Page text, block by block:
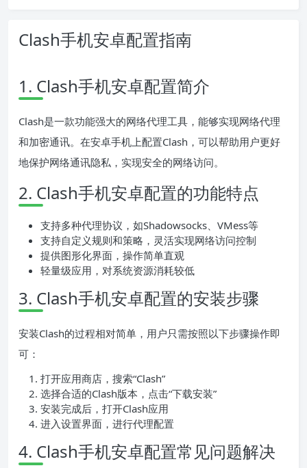
Clash手机安卓配置指南
1. Clash手机安卓配置简介
Clash是一款功能强大的网络代理工具，能够实现网络代理
和加密通讯。在安卓手机上配置Clash，可以帮助用户更好
地保护网络通讯隐私，实现安全的网络访问。
2. Clash手机安卓配置的功能特点
支持多种代理协议，如Shadowsocks、VMess等
支持自定义规则和策略，灵活实现网络访问控制
提供图形化界面，操作简单直观
轻量级应用，对系统资源消耗较低
3. Clash手机安卓配置的安装步骤
安装Clash的过程相对简单，用户只需按照以下步骤操作即
可：
打开应用商店，搜索“Clash”
选择合适的Clash版本，点击“下载安装”
安装完成后，打开Clash应用
进入设置界面，进行代理配置
4. Clash手机安卓配置常见问题解决